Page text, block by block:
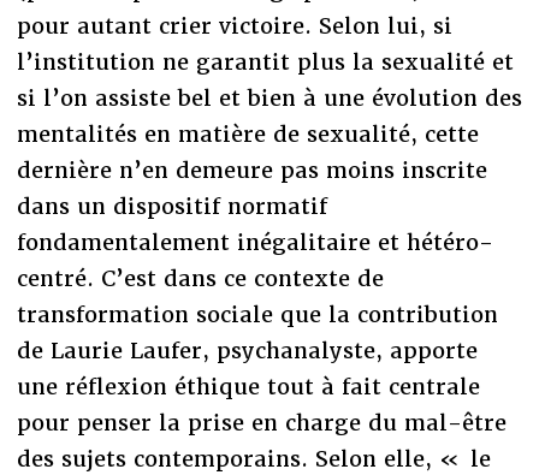
pour autant crier victoire. Selon lui, si
l’institution ne garantit plus la sexualité et
si l’on assiste bel et bien à une évolution des
mentalités en matière de sexualité, cette
dernière n’en demeure pas moins inscrite
dans un dispositif normatif
fondamentalement inégalitaire et hétéro-
centré. C’est dans ce contexte de
transformation sociale que la contribution
de Laurie Laufer, psychanalyste, apporte
une réflexion éthique tout à fait centrale
pour penser la prise en charge du mal-être
des sujets contemporains. Selon elle, « le